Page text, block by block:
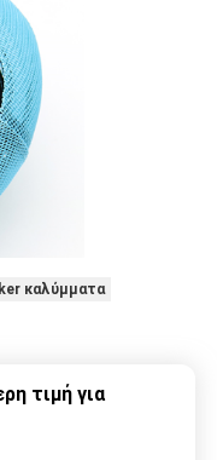
καλύμματα
τιμή για